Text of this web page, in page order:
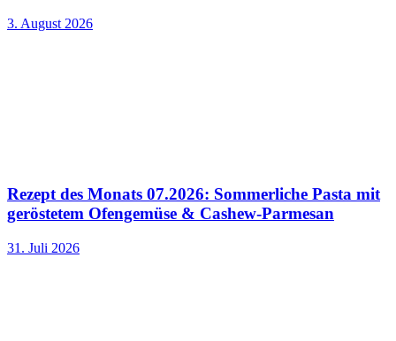
3. August 2026
Rezept des Monats 07.2026: Sommerliche Pasta mit
geröstetem Ofengemüse & Cashew-Parmesan
31. Juli 2026